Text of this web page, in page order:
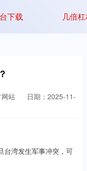
下载 几倍
站
日期：2025-11-
台湾发生军事冲突，可